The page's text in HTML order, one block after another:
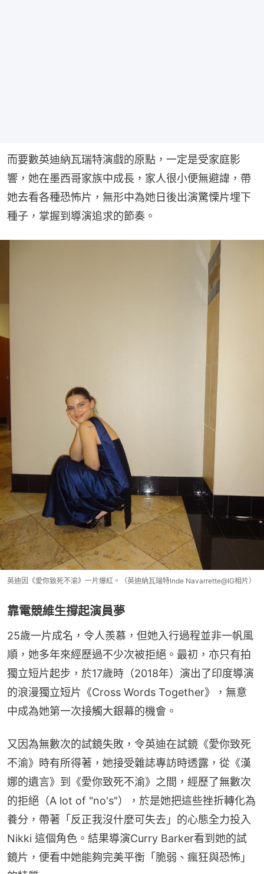
而要數英迪納瓦瑞特演戲的原點，一定是受家庭影
響，她在墨西哥家族中成長，家人很小便無避諱，帶
她去看各種恐怖片，無形中為她日後出演驚慄片埋下
種子，掌握到導演追求的節奏。
英迪因《愛你致死不渝》一片爆紅。（英迪納瓦瑞特Inde Navarrette@IG相片）
靠電競維生撐起演員夢
25歲一片成名，令人羨慕，但她入行過程並非一帆風
順，她多年來經歷過不少次被拒絕。最初，亦只有拍
獨立短片起步，於17歲時（2018年）演出了印度導演
的浪漫獨立短片《Cross Words Together》，無意
中成為她第一次接觸大銀幕的機會。
又因為無數次的試鏡失敗，令英迪在試鏡《愛你致死
不渝》時有所得著，她接受雜誌專訪時透露，從《漢
娜的遺言》到《愛你致死不渝》之間，經歷了無數次
的拒絕（A lot of "no's"），於是她把這些挫折轉化為
養分，帶著「反正我沒什麼可失去」的心態全力投入
Nikki 這個角色。結果導演Curry Barker看到她的試
鏡片，便看中她能夠完美平衡「脆弱、瘋狂與恐怖」